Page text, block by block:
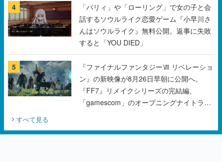
4
「パリィ」や「ローリング」で女の子と会
話するソウルライク恋愛ゲーム『小早川さ
んはソウルライク』無料公開。返事に失敗
すると「YOU DIED」
5
『ファイナルファンタジーⅦ リベレーショ
ン』の新映像が8月26日早朝に公開へ。
『FF7』リメイクシリーズの完結編、
「gamescom」のオープニングナイトライ
すべて見る